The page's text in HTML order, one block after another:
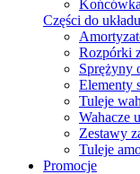
Części do
Rozpórki
Sprężyny
Elementy
Tuleje
Wahacze
Zestawy
Tuleje
Promocje